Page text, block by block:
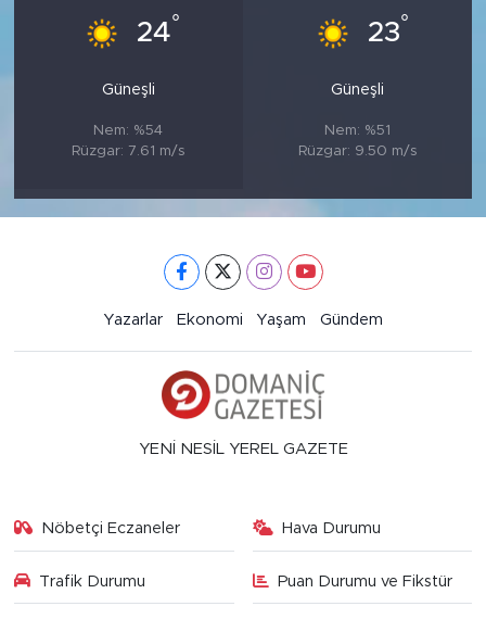
24°
Güneşli
Nem: %54
Rüzgar: 7.61 m/s
23°
Güneşli
Nem: %51
Rüzgar: 9.50 m/s
Yazarlar Ekonomi Yaşam Gündem
YENİ NESİL YEREL GAZETE
Nöbetçi Eczaneler Hava Durumu
Trafik Durumu Puan Durumu ve Fikstür